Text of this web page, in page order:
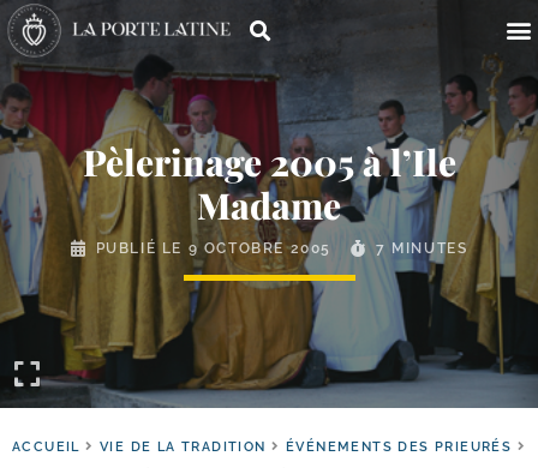
Pèlerinage 2005 à l’Ile
Madame
PUBLIÉ LE 9 OCTOBRE 2005 7 MINUTES
ACCUEIL VIE DE LA TRADITION
ÉVÉNEMENTS DES PRIEURÉS